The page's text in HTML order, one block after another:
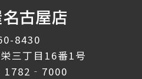
8430
三丁目16番1号